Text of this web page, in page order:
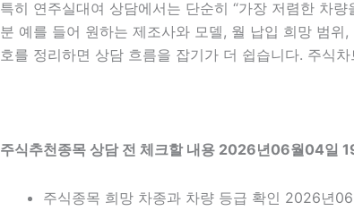
특히 연주실대여 상담에서는 단순히 “가장 저렴한 차
분 예를 들어 원하는 제조사와 모델, 월 납입 희망 범
호를 정리하면 상담 흐름을 잡기가 더 쉽습니다. 주식
주식추천종목 상담 전 체크할 내용 2026년06월04일
주식종목 희망 차종과 차량 등급 확인 2026년